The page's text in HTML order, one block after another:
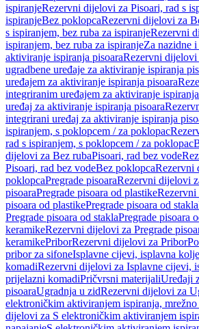
ispiranjeRezervni dijelovi za Pisoari, rad s
ispiranjeBez poklopcaRezervni dijelovi za
s ispiranjem, bez ruba za ispiranjeRezervni
ispiranjem, bez ruba za ispiranjeZa nazidne i
aktiviranje ispiranja pisoaraRezervni dijelovi
ugradbene uređaje za aktiviranje ispiranja
uređajem za aktiviranje ispiranja pisoara
integriranim uređajem za aktiviranje
uređaj za aktiviranje ispiranja pisoara
integrirani uređaj za aktiviranje ispiranja
ispiranjem, s poklopcem / za poklopac
rad s ispiranjem, s poklopcem / za poklopac
dijelovi za Bez rubaPisoari, rad bez vode
Pisoari, rad bez vodeBez poklopcaRezervni
poklopcaPregrade pisoaraRezervni dijelovi
pisoaraPregrade pisoara od plastikeRezervni
pisoara od plastikePregrade pisoara od stakla
Pregrade pisoara od staklaPregrade pisoara
keramikeRezervni dijelovi za Pregrade
keramikePriborRezervni dijelovi za Pribor
pribor za sifoneIsplavne cijevi, isplavna
komadiRezervni dijelovi za Isplavne cijevi,
prijelazni komadiPričvrsni materijaliUređaji
pisoaraUgradnja u zidRezervni dijelovi za
elektroničkim aktiviranjem ispiranja, mrežno
dijelovi za S elektroničkim aktiviranjem